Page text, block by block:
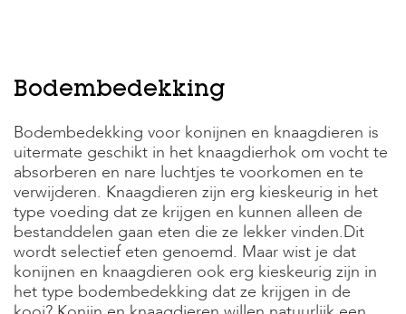
Bodembedekking
Bodembedekking voor konijnen en knaagdieren is
uitermate geschikt in het knaagdierhok om vocht te
absorberen en nare luchtjes te voorkomen en te
verwijderen. Knaagdieren zijn erg kieskeurig in het
type voeding dat ze krijgen en kunnen alleen de
bestanddelen gaan eten die ze lekker vinden.Dit
wordt selectief eten genoemd. Maar wist je dat
konijnen en knaagdieren ook erg kieskeurig zijn in
het type bodembedekking dat ze krijgen in de